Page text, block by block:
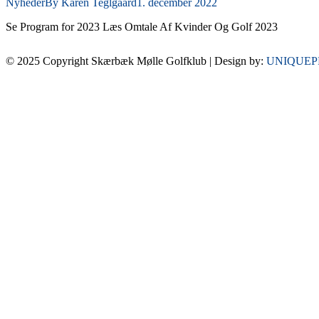
NyhederBy Karen Teglgaard
1. december 2022
Se Program for 2023 Læs Omtale Af Kvinder Og Golf 2023
© 2025 Copyright Skærbæk Mølle Golfklub | Design by: